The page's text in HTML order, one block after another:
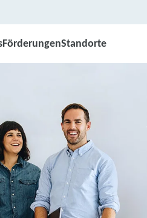
FörderungenStandorte